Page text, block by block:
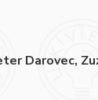
Darovec,